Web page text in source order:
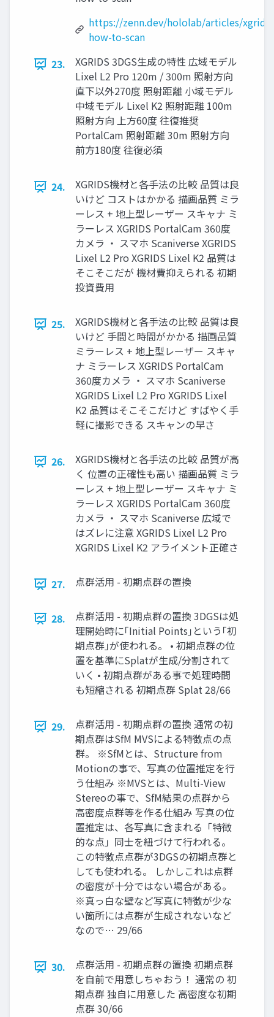
https://zenn.dev/hololab/articles/xgrids-
how-to-scan
23.
XGRIDS 3DGS生成の特性 広域モデル
Lixel L2 Pro 120m / 300m 照射方向
直下以外270度 照射距離 小域モデル
中域モデル Lixel K2 照射距離 100m
照射方向 上方60度 往復推奨
PortalCam 照射距離 30m 照射方向
前方180度 往復必須
24.
XGRIDS機材と各手法の比較 品質は良
いけど コストはかかる 描画品質 ミラ
ーレス + 地上型レーザー スキャナ ミ
ラーレス XGRIDS PortalCam 360度
カメラ ・ スマホ Scaniverse XGRIDS
Lixel L2 Pro XGRIDS Lixel K2 品質は
そこそこだが 機材費抑えられる 初期
投資費用
25.
XGRIDS機材と各手法の比較 品質は良
いけど 手間と時間がかかる 描画品質
ミラーレス + 地上型レーザー スキャ
ナ ミラーレス XGRIDS PortalCam
360度カメラ ・ スマホ Scaniverse
XGRIDS Lixel L2 Pro XGRIDS Lixel
K2 品質はそこそこだけど すばやく手
軽に撮影できる スキャンの早さ
26.
XGRIDS機材と各手法の比較 品質が高
く 位置の正確性も高い 描画品質 ミラ
ーレス + 地上型レーザー スキャナ ミ
ラーレス XGRIDS PortalCam 360度
カメラ ・ スマホ Scaniverse 広域で
はズレに注意 XGRIDS Lixel L2 Pro
XGRIDS Lixel K2 アライメント正確さ
27. 点群活用 - 初期点群の置換
28.
点群活用 - 初期点群の置換 3DGSは処
理開始時に｢Initial Points｣という｢初
期点群｣が使われる。 • 初期点群の位
置を基準にSplatが生成/分割されて
いく • 初期点群がある事で処理時間
も短縮される 初期点群 Splat 28/66
29.
点群活用 - 初期点群の置換 通常の初
期点群はSfM MVSによる特徴点の点
群。 ※SfMとは、Structure from
Motionの事で、写真の位置推定を行
う仕組み ※MVSとは、Multi-View
Stereoの事で、SfM結果の点群から
高密度点群等を作る仕組み 写真の位
置推定は、各写真に含まれる「特徴
的な点」同士を紐づけて行われる。
この特徴点点群が3DGSの初期点群と
しても使われる。 しかしこれは点群
の密度が十分ではない場合がある。
※真っ白な壁など写真に特徴が少な
い箇所には点群が生成されないなど
なので… 29/66
30.
点群活用 - 初期点群の置換 初期点群
を自前で用意しちゃおう！ 通常の 初
期点群 独自に用意した 高密度な初期
点群 30/66